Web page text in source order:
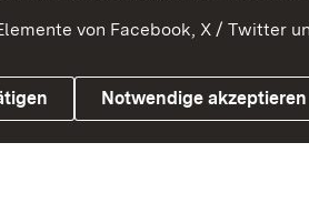
von Facebook, X / Twitter
Notwendige akzeptieren